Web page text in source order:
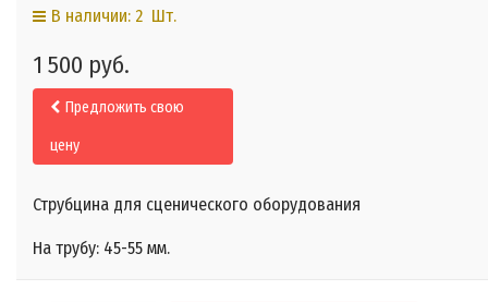
В наличии: 2 Шт.
1 500 руб.
Предложить свою
цену
Струбцина для сценического оборудования
На трубу: 45-55 мм.